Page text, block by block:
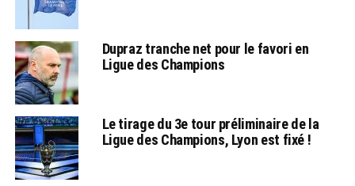
Dupraz tranche net pour le favori en
Ligue des Champions
Le tirage du 3e tour préliminaire de la
Ligue des Champions, Lyon est fixé !